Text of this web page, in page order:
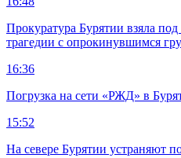
Прокуратура Бурятии взяла под
трагедии с опрокинувшимся
16:36
Погрузка на сети «РЖД» в
15:52
На севере Бурятии устраняют